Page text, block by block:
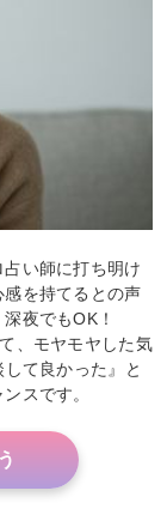
い師に打ち明け
を持てるとの声
夜でもOK！
、モヤモヤした気
て良かった』と
スです。